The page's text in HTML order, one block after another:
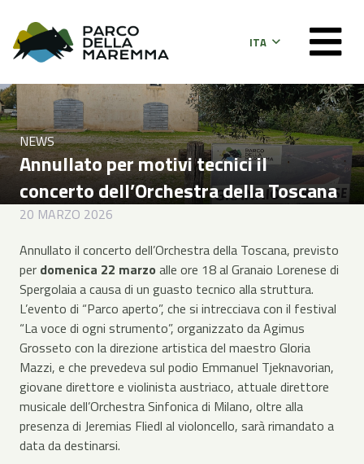
ITA
NEWS
Annullato per motivi tecnici il
concerto dell’Orchestra della Toscana
20 MARZO 2026
Annullato il concerto dell’Orchestra della Toscana, previsto
per domenica 22 marzo alle ore 18 al Granaio Lorenese di
Spergolaia a causa di un guasto tecnico alla struttura.
L’evento di “Parco aperto”, che si intrecciava con il festival
“La voce di ogni strumento”, organizzato da Agimus
Grosseto con la direzione artistica del maestro Gloria
Mazzi, e che prevedeva sul podio Emmanuel Tjeknavorian,
giovane direttore e violinista austriaco, attuale direttore
musicale dell’Orchestra Sinfonica di Milano, oltre alla
presenza di Jeremias Fliedl al violoncello, sarà rimandato a
data da destinarsi.